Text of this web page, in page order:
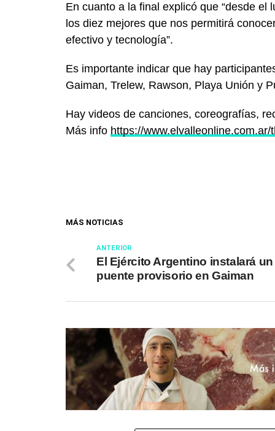
En cuanto a la final explicó que “desde
los diez mejores que nos permitirá
efectivo y tecnología”.
Es importante indicar que hay
Gaiman, Trelew, Rawson, Playa Unión y
Hay videos de canciones, coreografías,
Más info https://www.elvalleonline.com.ar/
MÁS NOTICIAS
ANTERIOR
El Ejército Argentino instalará un
puente provisorio en Gaiman